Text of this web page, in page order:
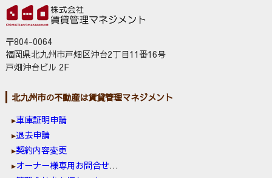
〒804-0064
福岡県北九州市戸畑区沖台2丁目11番16号
戸畑沖台ビル 2F
北九州市の不動産は賃貸管理マネジメント
車庫証明申請
退去申請
契約内容変更
オーナー様専用お問合せ窓口